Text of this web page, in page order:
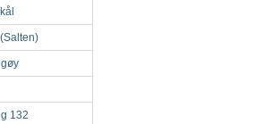
132